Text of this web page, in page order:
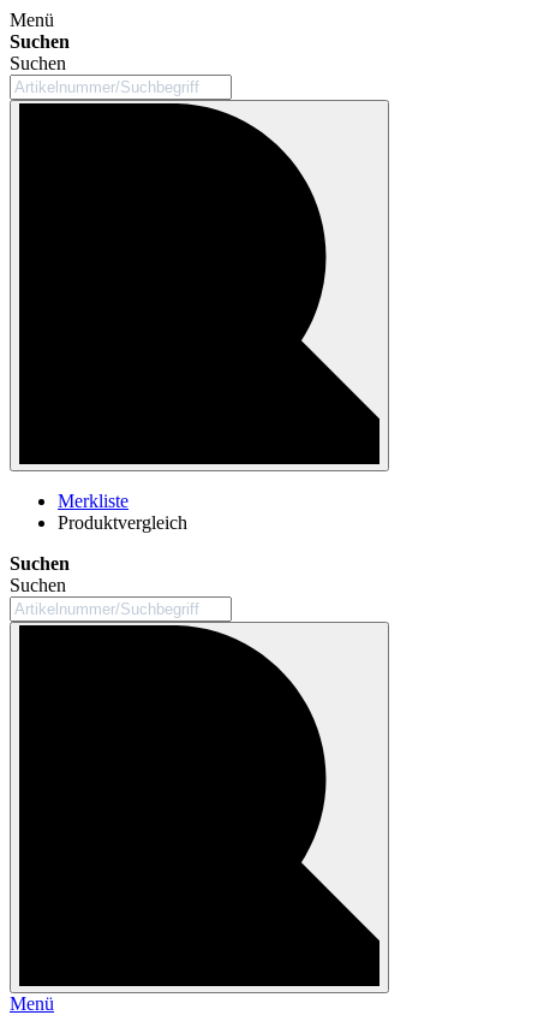
Menü
Suchen
Suchen
Merkliste
Produktvergleich
Suchen
Suchen
Menü